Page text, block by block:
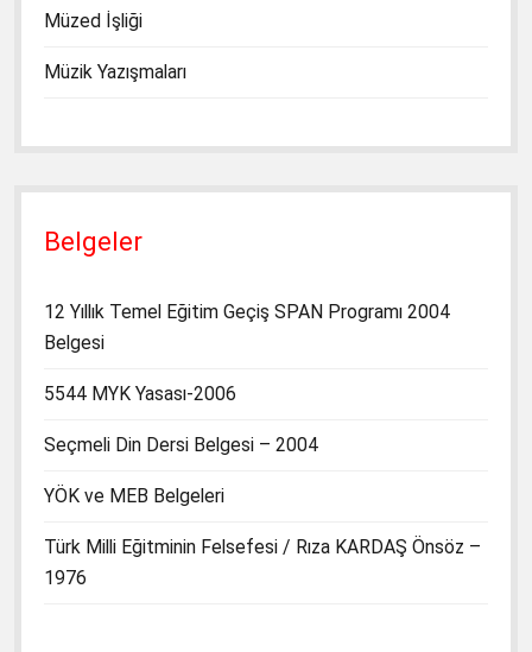
Müzed İşliği
Müzik Yazışmaları
Belgeler
12 Yıllık Temel Eğitim Geçiş SPAN Programı 2004
Belgesi
5544 MYK Yasası-2006
Seçmeli Din Dersi Belgesi – 2004
YÖK ve MEB Belgeleri
Türk Milli Eğitminin Felsefesi / Rıza KARDAŞ Önsöz –
1976